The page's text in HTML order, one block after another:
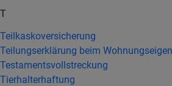
T
Teilkaskoversicherung
Teilungserklärung beim
Testamentsvollstreckung
Tierhalterhaftung